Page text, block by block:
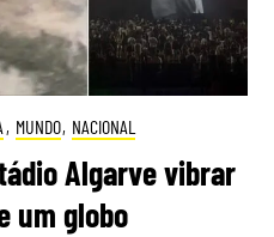
, MUNDO, NACIONAL
Algarve vibrar
um globo